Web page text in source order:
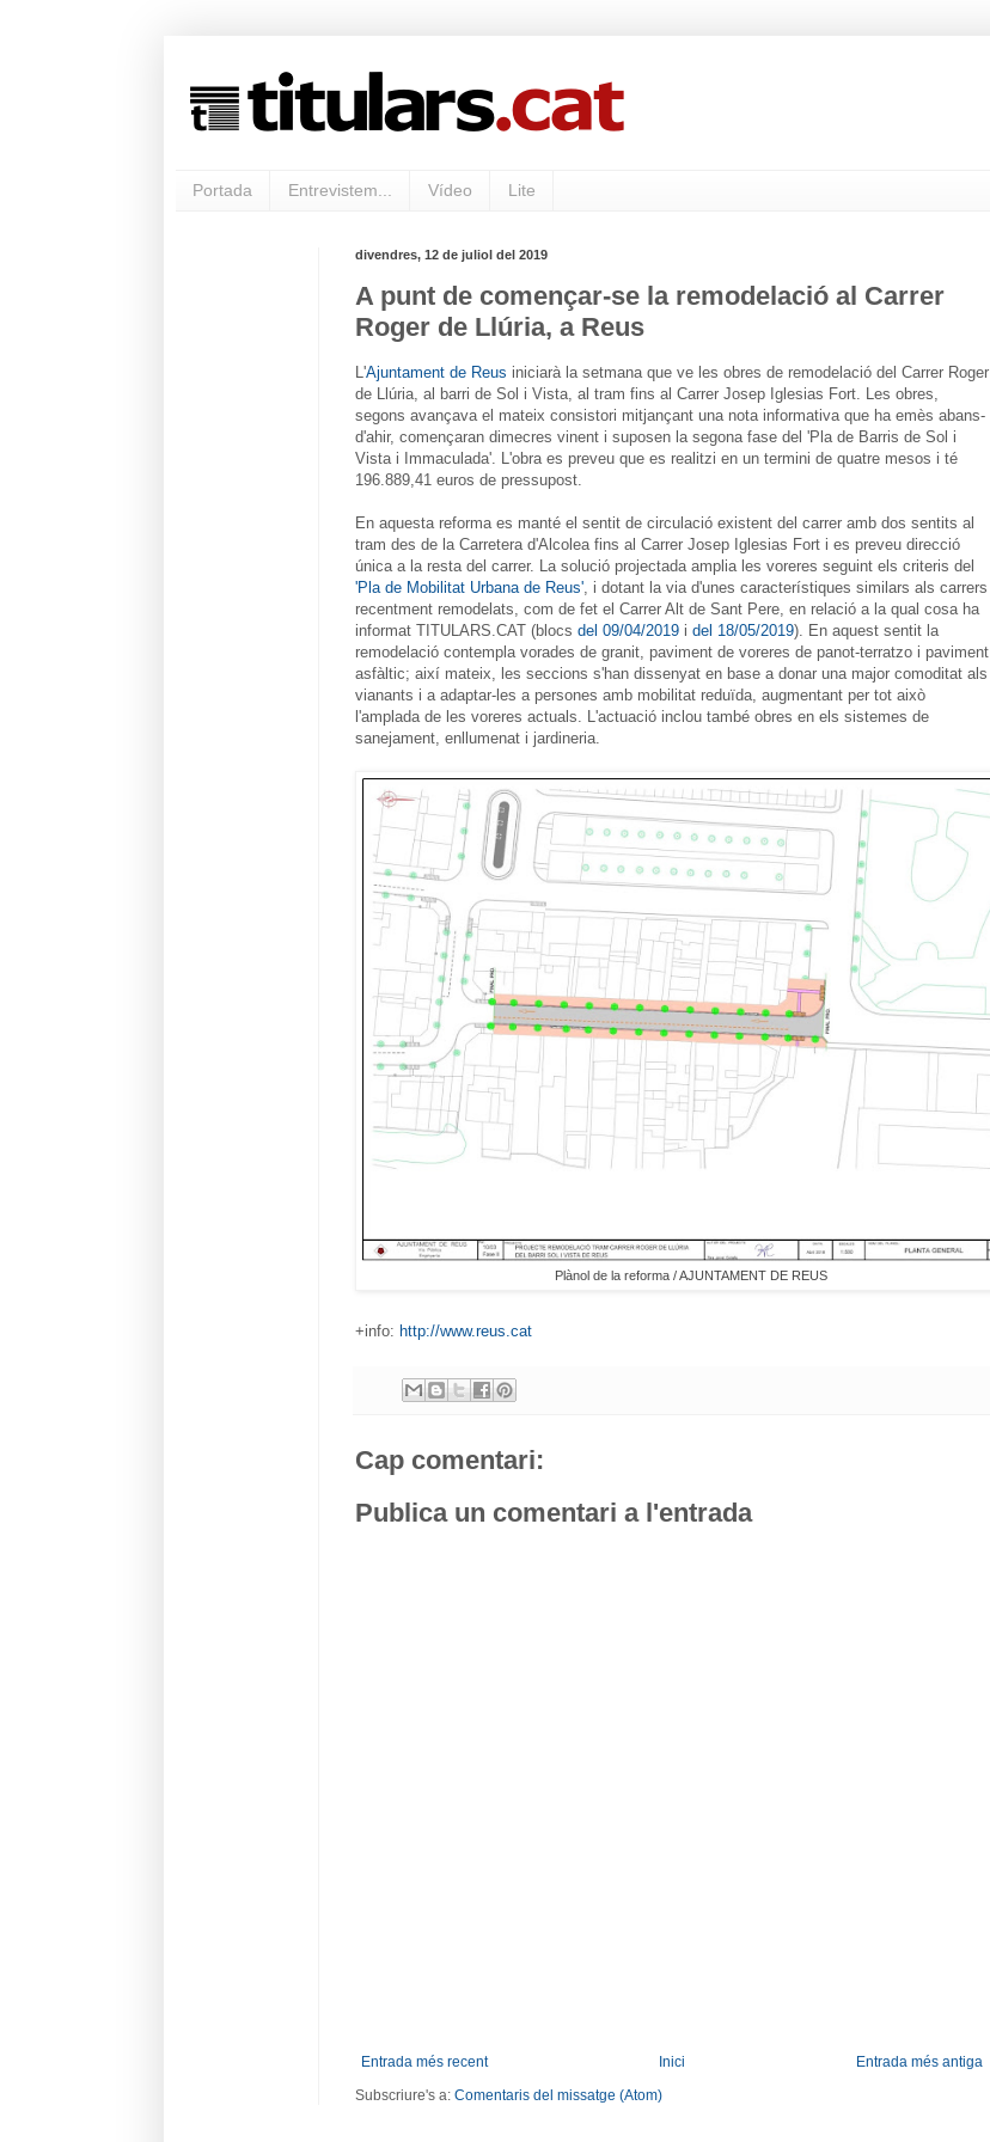
Portada Entrevistem... Vídeo Lite
divendres, 12 de juliol del 2019
A punt de començar-se la remodelació al Carrer
Roger de Llúria, a Reus
L'Ajuntament de Reus iniciarà la setmana que ve les obres de remodelació del Carrer Roger
de Llúria, al barri de Sol i Vista, al tram fins al Carrer Josep Iglesias Fort. Les obres,
segons avançava el mateix consistori mitjançant una nota informativa que ha emès abans-
d'ahir, començaran dimecres vinent i suposen la segona fase del 'Pla de Barris de Sol i
Vista i Immaculada'. L'obra es preveu que es realitzi en un termini de quatre mesos i té
196.889,41 euros de pressupost.
En aquesta reforma es manté el sentit de circulació existent del carrer amb dos sentits al
tram des de la Carretera d'Alcolea fins al Carrer Josep Iglesias Fort i es preveu direcció
única a la resta del carrer. La solució projectada amplia les voreres seguint els criteris del
'Pla de Mobilitat Urbana de Reus', i dotant la via d'unes característiques similars als carrers
recentment remodelats, com de fet el Carrer Alt de Sant Pere, en relació a la qual cosa ha
informat TITULARS.CAT (blocs del 09/04/2019 i del 18/05/2019). En aquest sentit la
remodelació contempla vorades de granit, paviment de voreres de panot-terratzo i paviment
asfàltic; així mateix, les seccions s'han dissenyat en base a donar una major comoditat als
vianants i a adaptar-les a persones amb mobilitat reduïda, augmentant per tot això
l'amplada de les voreres actuals. L'actuació inclou també obres en els sistemes de
sanejament, enllumenat i jardineria.
Plànol de la reforma / AJUNTAMENT DE REUS
+info: http://www.reus.cat
Cap comentari:
Publica un comentari a l'entrada
Entrada més recent Entrada més antiga
Inici
Subscriure's a: Comentaris del missatge (Atom)